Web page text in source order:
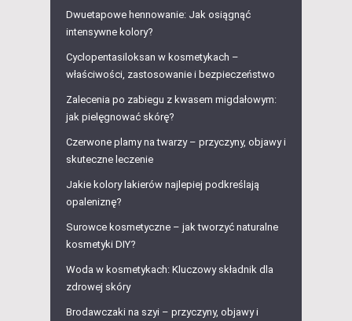
Dwuetapowe hennowanie: Jak osiągnąć
intensywne kolory?
Cyclopentasiloksan w kosmetykach –
właściwości, zastosowanie i bezpieczeństwo
Zalecenia po zabiegu z kwasem migdałowym:
jak pielęgnować skórę?
Czerwone plamy na twarzy – przyczyny, objawy i
skuteczne leczenie
Jakie kolory lakierów najlepiej podkreślają
opaleniznę?
Surowce kosmetyczne – jak tworzyć naturalne
kosmetyki DIY?
Woda w kosmetykach: Kluczowy składnik dla
zdrowej skóry
Brodawczaki na szyi – przyczyny, objawy i